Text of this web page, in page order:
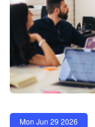
Mon Jun 29 2026